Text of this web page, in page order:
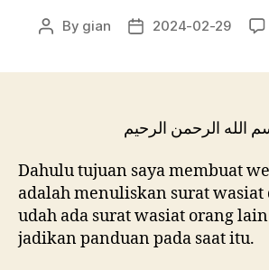
Post
By gian
Post2024-02-29
الله الرحمن الرحيم
Dahulu tujuan saya membuat
adalah menuliskan surat
udah ada surat wasiat orang
jadikan panduan pada saat itu.